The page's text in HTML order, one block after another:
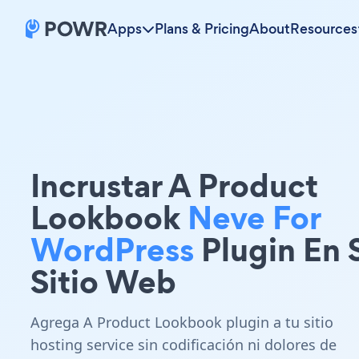
Apps Plans & PricingAboutResources
Incrustar A Product
Lookbook Neve For
WordPress Plugin En
Sitio Web
Agrega A Product Lookbook plugin a tu sitio
hosting service sin codificación ni dolores de